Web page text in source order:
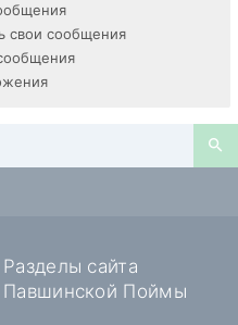
свои сообщения
Разделы сайта
Павшинской Поймы